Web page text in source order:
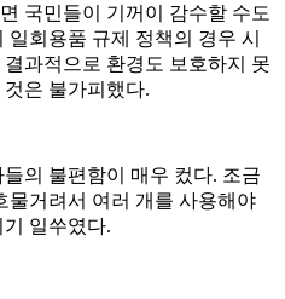
국민들이 기꺼이 감수할 수도
회용품 규제 정책의 경우 시
과적으로 환경도 보호하지 못
은 불가피했다.
의 불편함이 매우 컸다. 조금
물거려서 여러 개를 사용해야
일쑤였다.